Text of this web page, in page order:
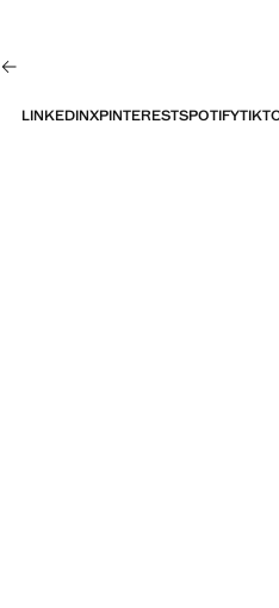
SPOTIFY
PINTEREST
X
LINKEDIN